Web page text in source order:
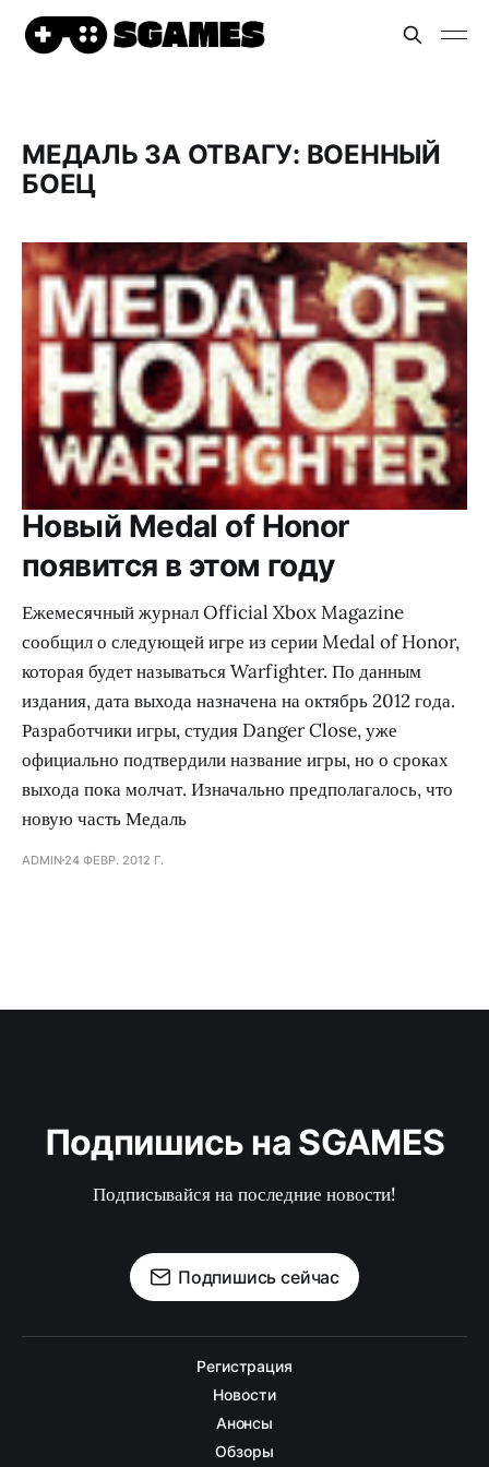
МЕДАЛЬ ЗА ОТВАГУ: ВОЕННЫЙ
БОЕЦ
Новый Medal of Honor
появится в этом году
Ежемесячный журнал Official Xbox Magazine
сообщил о следующей игре из серии Medal of Honor,
которая будет называться Warfighter. По данным
издания, дата выхода назначена на октябрь 2012 года.
Разработчики игры, студия Danger Close, уже
официально подтвердили название игры, но о сроках
выхода пока молчат. Изначально предполагалось, что
новую часть Медаль
ADMIN 24 ФЕВР. 2012 Г.
Подпишись на SGAMES
Подписывайся на последние новости!
Подпишись сейчас
Регистрация
Новости
Анонсы
Обзоры